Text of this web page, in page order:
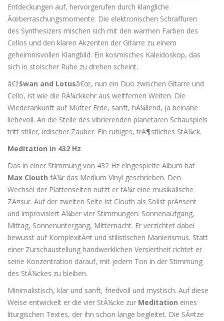
Entdeckungen auf, hervorgerufen durch klangliche
Ãœberraschungsmomente. Die elektronischen Schraffuren
des Synthesizers mischen sich mit den warmen Farben des
Cellos und den klaren Akzenten der Gitarre zu einem
geheimnisvollen Klangbild. Ein kosmisches Kaleidoskop, das
sich in stoischer Ruhe zu drehen scheint.
â€žSwan and Lotusâ€œ, nun ein Duo zwischen Gitarre und
Cello, ist wie die RÃ¼ckkehr aus weltfernen Weiten. Die
Wiederankunft auf Mutter Erde, sanft, hÃ¼llend, ja beinahe
liebevoll. An die Stelle des vibrierenden planetaren Schauspiels
tritt stiller, irdischer Zauber. Ein ruhiges, trÃ¶stliches StÃ¼ck.
Meditation in 432 Hz
Das in einer Stimmung von 432 Hz eingespielte Album hat
Max Clouth fÃ¼r das Medium Vinyl geschrieben. Den
Wechsel der Plattenseiten nutzt er fÃ¼r eine musikalische
ZÃ¤sur. Auf der zweiten Seite ist Clouth als Solist prÃ¤sent
und improvisiert Ã¼ber vier Stimmungen: Sonnenaufgang,
Mittag, Sonnenuntergang, Mitternacht. Er verzichtet dabei
bewusst auf KomplexitÃ¤t und stilistischen Manierismus. Statt
einer Zurschaustellung handwerklichen Versiertheit richtet er
seine Konzentration darauf, mit jedem Ton in der Stimmung
des StÃ¼ckes zu bleiben.
Minimalistisch, klar und sanft, friedvoll und mystisch. Auf diese
Weise entwickelt er die vier StÃ¼cke zur Meditation eines
liturgischen Textes, der ihn schon lange begleitet. Die SÃ¤tze